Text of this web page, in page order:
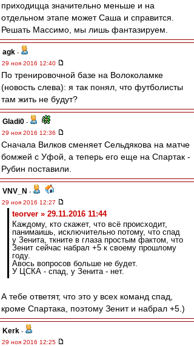
приходицца значительно меньше и на
отдельном этапе может Саша и справится.
Решать Массимо, мы лишь фантазируем.
agk -
29 ноя 2016 12:40
По тренировочной базе на Волоколамке
(новость слева): я так понял, что футболисты
там жить не будут?
Gladi0 -
29 ноя 2016 12:36
Сначала Вилков сменяет Сельдякова на матче
бомжей с Уфой, а теперь его еще на Спартак -
Рубин поставили.
VNV_N -
29 ноя 2016 12:27
teorver » 29.11.2016 11:44
Каждому, кто скажет, что всё происходит,
панимаишь, исключительно потому, что спад
у Зенита, ткните в глаза простым фактом, что
Зенит сейчас набрал +5 к своему прошлому
году.
Авось вопросов больше не будет.
У ЦСКА - спад, у Зенита - нет.
А тебе ответят, что это у всех команд спад,
кроме Спартака, поэтому Зенит и набрал +5.)
Kerk -
29 ноя 2016 12:25